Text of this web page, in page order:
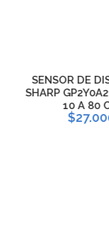
SENSOR DE
SHARP
10 A 80